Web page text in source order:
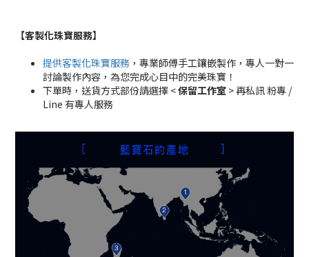
【客製化珠寶服務】
提供客製化珠寶服務 ，專業師傅手工鑲嵌製作，專人一對一
討論製作內容，為您完成心目中的完美珠寶！
下單時，送貨方式部份請選擇 <保留工作室 > 再私訊 粉專 /
Line 有專人服務